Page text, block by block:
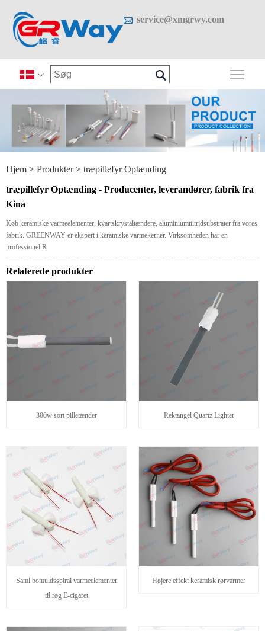
 service@xmgrwy.com
 
Hjem > Produkter > træpillefyr Optænding
træpillefyr Optænding - Producenter, leverandører, fabrik fra
Kina
Køb keramiske varmeelementer, kvartskrystaltændere, aluminiumnitridsubstrater fra vores
fabrik. GREENWAY er ekspert i keramiske varmekerner. Virksomheden har en
professionel R
Relaterede produkter
300w sort pilletænder Rektangel Quartz Lighter
Saml bomuldsspiral varmeelementer
til røg E-cigaret
Højere effekt keramisk rørvarmer